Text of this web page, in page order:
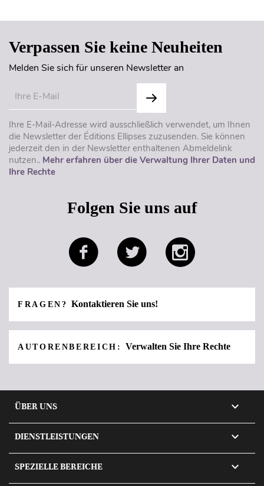
Verpassen Sie keine Neuheiten
Melden Sie sich für unseren Newsletter an
Ihre E-Mail-Adresse wird ausschließlich verwendet, um Ihnen
die Newsletter der Éditions Ellipses zuzusenden. Sie können
jederzeit den in der Newsletter enthaltenen Abmeldelink
nutzen.. Mehr erfahren über die Verwaltung Ihrer Daten und
Ihre Rechte
Folgen Sie uns auf
FRAGEN?Kontaktieren Sie uns!
AUTORENBEREICH:Verwalten Sie Ihre Rechte
ÜBER UNS 
DIENSTLEISTUNGEN 
SPEZIELLE BEREICHE 